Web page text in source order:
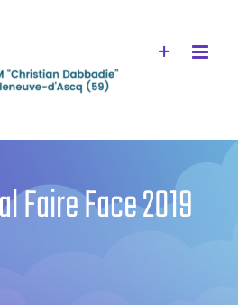
Faire Face 2019